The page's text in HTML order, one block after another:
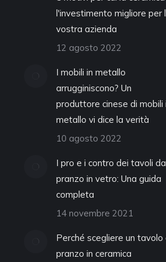
l'investimento migliore per
vostra azienda
12 agosto 2022
I mobili in metallo
arrugginiscono? Un
produttore cinese di mobili
metallo vi dice la verità
10 agosto 2022
I pro e i contro dei tavoli da
pranzo in vetro: Una guida
completa
14 novembre 2021
Perché scegliere un tavolo
pranzo in ceramica